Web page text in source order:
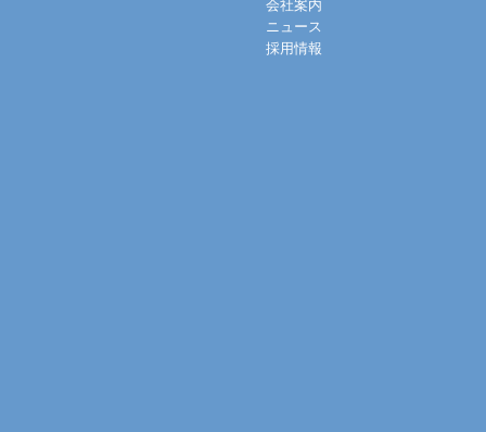
会社案内
ニュース
採用情報